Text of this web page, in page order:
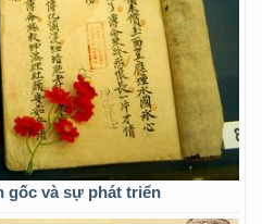
gốc và sự phát triển